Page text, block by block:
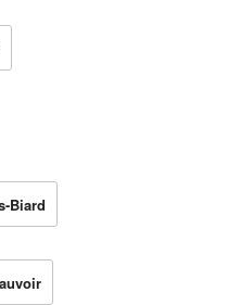
Biard